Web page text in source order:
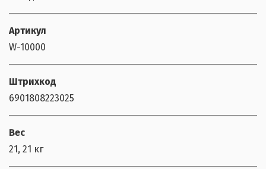
Артикул
W-10000
Штрихкод
6901808223025
Вес
21, 21 кг